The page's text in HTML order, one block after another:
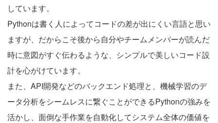
しています。
Pythonは書く人によってコードの差が出にくい言語と思い
ますが、だからこそ後から自分やチームメンバーが読んだ
時に意図がすぐ伝わるような、シンプルで美しいコード設
計を心がけています。
また、API開発などのバックエンド処理と、機械学習のデ
ータ分析をシームレスに繋ぐことができるPythonの強みを
活かし、面倒な手作業を自動化してシステム全体の価値を